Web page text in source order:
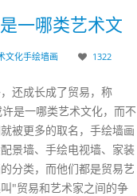
一哪类艺术文
文化手绘墙画 1322
还成长成了贸易，称
是一哪类艺术文化，而不
被更多的取名，手绘墙画
景墙、手绘电视墙、家装
分类，而他们都是贸易艺
"贸易和艺术家之间的争